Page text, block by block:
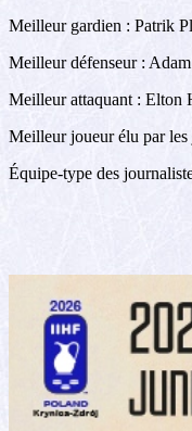
Meilleur gardien : Patrik
Meilleur défenseur :
Meilleur attaquant : Elton
Meilleur joueur élu par
Équipe-type des